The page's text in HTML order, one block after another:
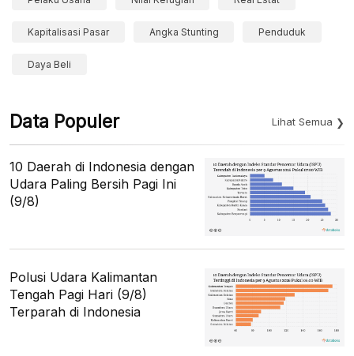
Kapitalisasi Pasar Angka Stunting Penduduk
Daya Beli
Data Populer Lihat Semua
10 Daerah di Indonesia dengan
Udara Paling Bersih Pagi Ini
(9/8)
Polusi Udara Kalimantan
Tengah Pagi Hari (9/8)
Terparah di Indonesia